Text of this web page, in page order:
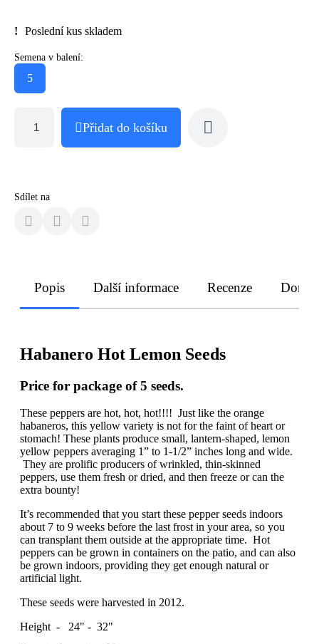
Poslední kus skladem
Semena v balení:
5
Přidat do košíku
Sdílet na
Popis Další informace Recenze
Habanero Hot Lemon Seeds
Price for package of 5 seeds.
These peppers are hot, hot, hot!!!! Just like the orange
habaneros, this yellow variety is not for the faint of heart or
stomach! These plants produce small, lantern-shaped, lemon
yellow peppers averaging 1” to 1-1/2” inches long and wide.
They are prolific producers of wrinkled, thin-skinned
peppers, use them fresh or dried, and then freeze or can the
extra bounty!
It’s recommended that you start these pepper seeds indoors
about 7 to 9 weeks before the last frost in your area, so you
can transplant them outside at the appropriate time. Hot
peppers can be grown in containers on the patio, and can also
be grown indoors, providing they get enough natural or
artificial light.
These seeds were harvested in 2012.
Height - 24" - 32"